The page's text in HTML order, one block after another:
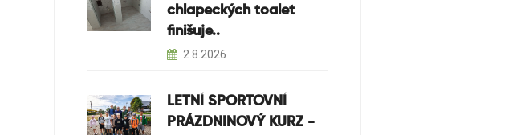
chlapeckých toalet
finišuje..
2.8.2026
LETNÍ SPORTOVNÍ
PRÁZDNINOVÝ KURZ -